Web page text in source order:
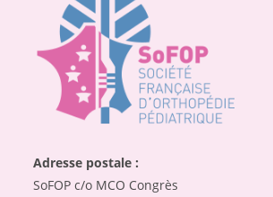
Adresse postale :
SoFOP c/o MCO Congrès